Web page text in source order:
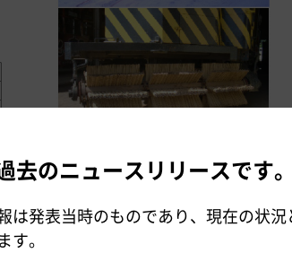
（出典:札幌市交通局）
去のニュースリリースです
は発表当時のものであり、現在の状況
。